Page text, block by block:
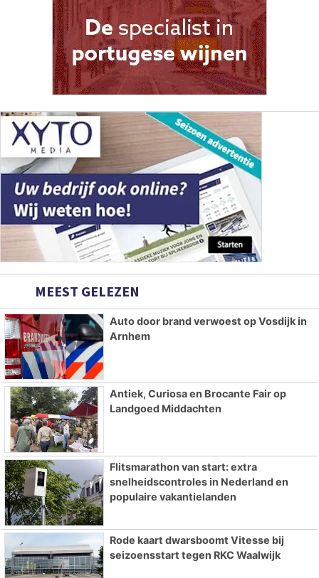
MEEST GELEZEN
Auto door brand verwoest op Vosdijk in
Arnhem
Antiek, Curiosa en Brocante Fair op
Landgoed Middachten
Flitsmarathon van start: extra
snelheidscontroles in Nederland en
populaire vakantielanden
Rode kaart dwarsboomt Vitesse bij
seizoensstart tegen RKC Waalwijk